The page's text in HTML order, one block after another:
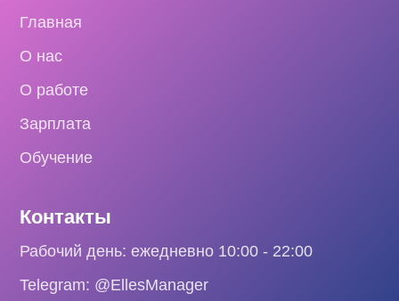
Главная
О нас
О работе
Зарплата
Обучение
Контакты
Рабочий день: ежедневно 10:00 - 22:00
Telegram: @EllesManager